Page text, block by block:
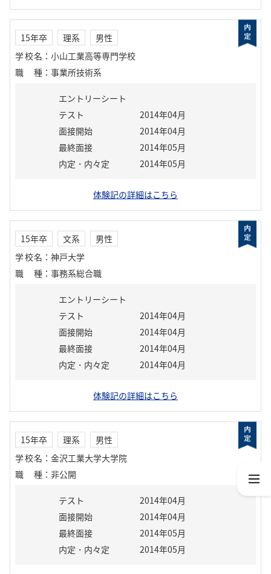
15年卒 理系
男性
学校名 ： 小山工業高等専門学校
職種 ： 事業所技術系
エントリーシート
テスト
2014年04月
面接開始
2014年04月
最終面接
2014年05月
内定・内々定
2014年05月
体験記の詳細はこちら
15年卒 文系
男性
学校名 ： 神戸大学
職種 ： 事務系総合職
エントリーシート
テスト
2014年04月
面接開始
2014年04月
最終面接
2014年04月
内定・内々定
2014年04月
体験記の詳細はこちら
15年卒 理系
男性
学校名 ： 金沢工業大学大学院
職種 ： 非公開
テスト
2014年04月
面接開始
2014年04月
最終面接
2014年05月
内定・内々定
2014年05月